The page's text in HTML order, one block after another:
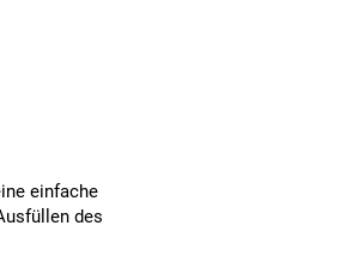
einfache
des